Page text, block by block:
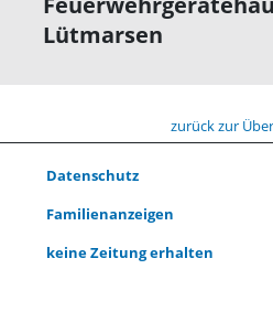
Lütmarsen
zurück zur
Datenschutz
Familienanzeigen
keine Zeitung erhalten